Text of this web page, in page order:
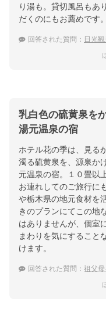
り湯も。貸切風呂もあ
だくのにもお薦めです。
回答された質問： 日光観
乳白色の硫黄泉を
湯元温泉の宿
ホテル花の季は、見る
濁る硫黄泉を、源泉か
元温泉の宿。１０畳以
お連れしてのご旅行に
や栃木県の地元食材を
きのプランにてこの地
はありませんが、個室
まわりを気にすること
けます。
回答された質問： 祖父母を